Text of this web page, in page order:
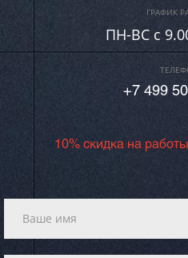
ГРАФИК
ПН-ВC c
+7 499
10% скидка на